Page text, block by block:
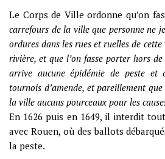
Le Corps de Ville ordonne qu’on
carrefours de la ville que personne ne
ordures dans les rues et ruelles de
rivière, et que l’on fasse porter hors
arrive aucune épidémie de peste
tournois d’amende, et pareillement
la ville aucuns pourceaux pour les
En 1626 puis en 1649, il interdit
avec Rouen, où des ballots
la peste.